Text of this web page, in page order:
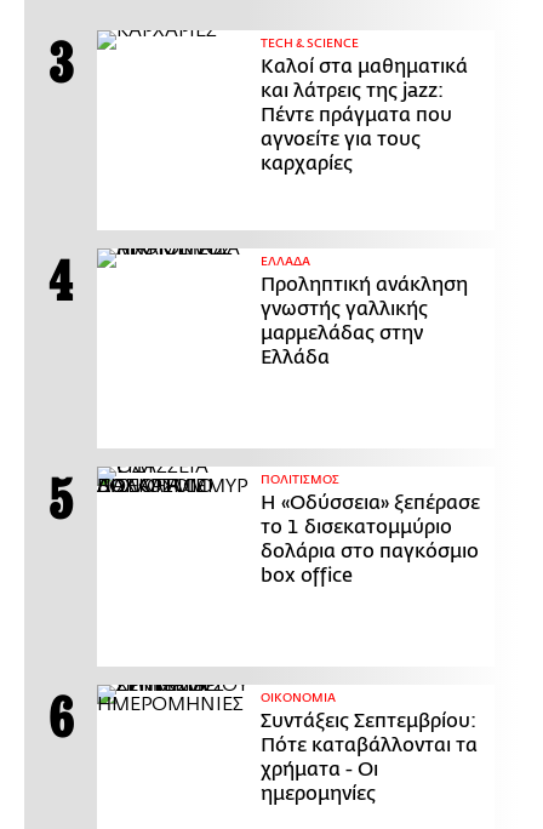
ΤECH & SCIENCE
Καλοί στα μαθηματικά
και λάτρεις της jazz:
Πέντε πράγματα που
αγνοείτε για τους
καρχαρίες
ΕΛΛΑΔΑ
Προληπτική ανάκληση
γνωστής γαλλικής
μαρμελάδας στην
Ελλάδα
ΠΟΛΙΤΙΣΜΟΣ
Η «Οδύσσεια» ξεπέρασε
το 1 δισεκατομμύριο
δολάρια στο παγκόσμιο
box office
ΟΙΚΟΝΟΜΙΑ
Συντάξεις Σεπτεμβρίου:
Πότε καταβάλλονται τα
χρήματα - Οι
ημερομηνίες